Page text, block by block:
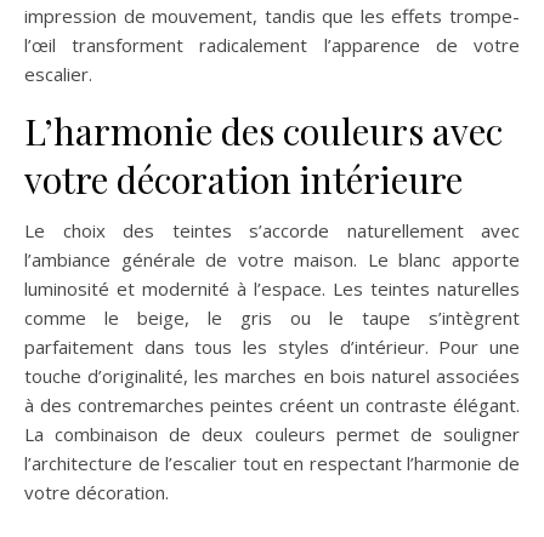
impression de mouvement, tandis que les effets trompe-
l’œil transforment radicalement l’apparence de votre
escalier.
L’harmonie des couleurs avec
votre décoration intérieure
Le choix des teintes s’accorde naturellement avec
l’ambiance générale de votre maison. Le blanc apporte
luminosité et modernité à l’espace. Les teintes naturelles
comme le beige, le gris ou le taupe s’intègrent
parfaitement dans tous les styles d’intérieur. Pour une
touche d’originalité, les marches en bois naturel associées
à des contremarches peintes créent un contraste élégant.
La combinaison de deux couleurs permet de souligner
l’architecture de l’escalier tout en respectant l’harmonie de
votre décoration.